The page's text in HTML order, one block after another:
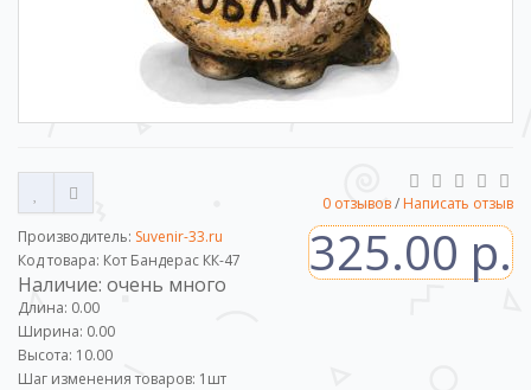
0 отзывов/ Написать отзыв
Производитель: Suvenir-33.ru
Код товара: Кот Бандерас КК-47
Наличие: очень много
Длина: 0.00
Ширина: 0.00
Высота: 10.00
Шаг изменения товаров: 1 шт
325.00 р.